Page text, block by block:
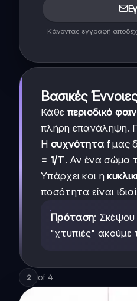
Κάνοντας εγγραφή
Βασικές
Κάθε περιοδικό
πλήρη επανάληψη.
Η συχνότητα fμας
= 1/T. Αν ένα σώμα
Υπάρχει και η
ποσότητα είναι
Πρόταση:
"χτυπιές" ακούμε
2 of 4